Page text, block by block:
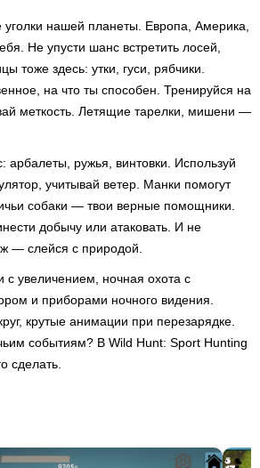
нашей планеты. Европа, Америка,
Не упусти шанс встретить лосей,
тоже здесь: утки, гуси, рябчики.
на что ты способен. Тренируйся на
меткость. Летящие тарелки, мишени —
арбалеты, ружья, винтовки. Используй
учитывай ветер. Манки помогут
собаки — твои верные помощники.
добычу или атаковать. И не
— слейся с природой.
увеличением, ночная охота с
и приборами ночного видения.
крутые анимации при перезарядке.
событиям? В Wild Hunt: Sport Hunting
сделать.